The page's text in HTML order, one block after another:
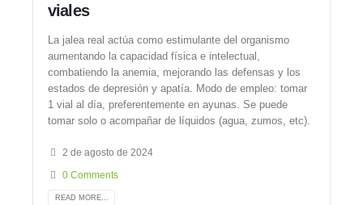
viales
La jalea real actúa como estimulante del organismo
aumentando la capacidad física e intelectual,
combatiendo la anemia, mejorando las defensas y los
estados de depresión y apatía. Modo de empleo: tomar
1 vial al día, preferentemente en ayunas. Se puede
tomar solo o acompañar de líquidos (agua, zumos, etc).
2 de agosto de 2024
0 Comments
READ MORE...